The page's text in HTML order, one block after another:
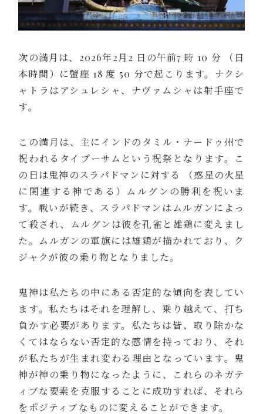
次の満月は、2026年2月2 日の午前7 時 10 分 （日
本時間）に蟹座 18 度 50 分で起こります。ナクシ
ャトラはアシュレシャ、ナヴァムシャは射手座で
す。
この満月は、主にインドのタミル・ナードゥ州で
祝われるタイプーサムという祝祭となります。こ
の日は鬼神のスラパドマンに対する （惑星の火星
に関連する神である）ムルグンの勝利を祝いま
す。戦いが続き、スラパドマンはムルガンによっ
て殺され、ムルグンは彼を孔雀と雄鶏に変えまし
た。ムルガンの軍旗には雄鶏が描かれており、ク
ジャクが彼の乗り物となりました。
鬼神は私たちの中にある否定的な傾向を表してい
ます。私たちはそれを理解し、乗り越えて、打ち
負かす必要があります。私たちは皆、取り除かな
くてはならない否定的な感情を持っており、それ
が私たちが生まれ変わる理由となっています。鬼
神が神の乗り物になったように、これらのネガテ
ィブな要素を克服することに成功すれば、それら
をポジティブなものに変えることができます。